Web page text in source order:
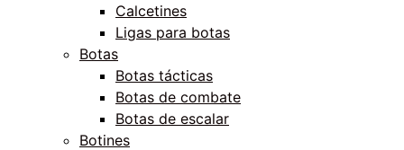
Calcetines
Ligas para botas
Botas
Botas tácticas
Botas de combate
Botas de escalar
Botines